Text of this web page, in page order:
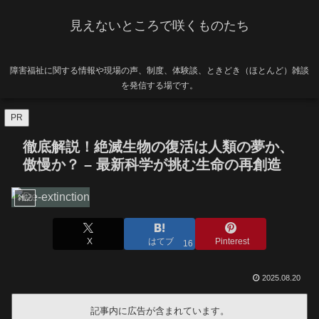
見えないところで咲くものたち
障害福祉に関する情報や現場の声、制度、体験談、ときどき（ほとんど）雑談
を発信する場です。
PR
徹底解説！絶滅生物の復活は人類の夢か、
傲慢か？ – 最新科学が挑む生命の再創造
雑記
X はてブ 16 Pinterest
2025.08.20
記事内に広告が含まれています。